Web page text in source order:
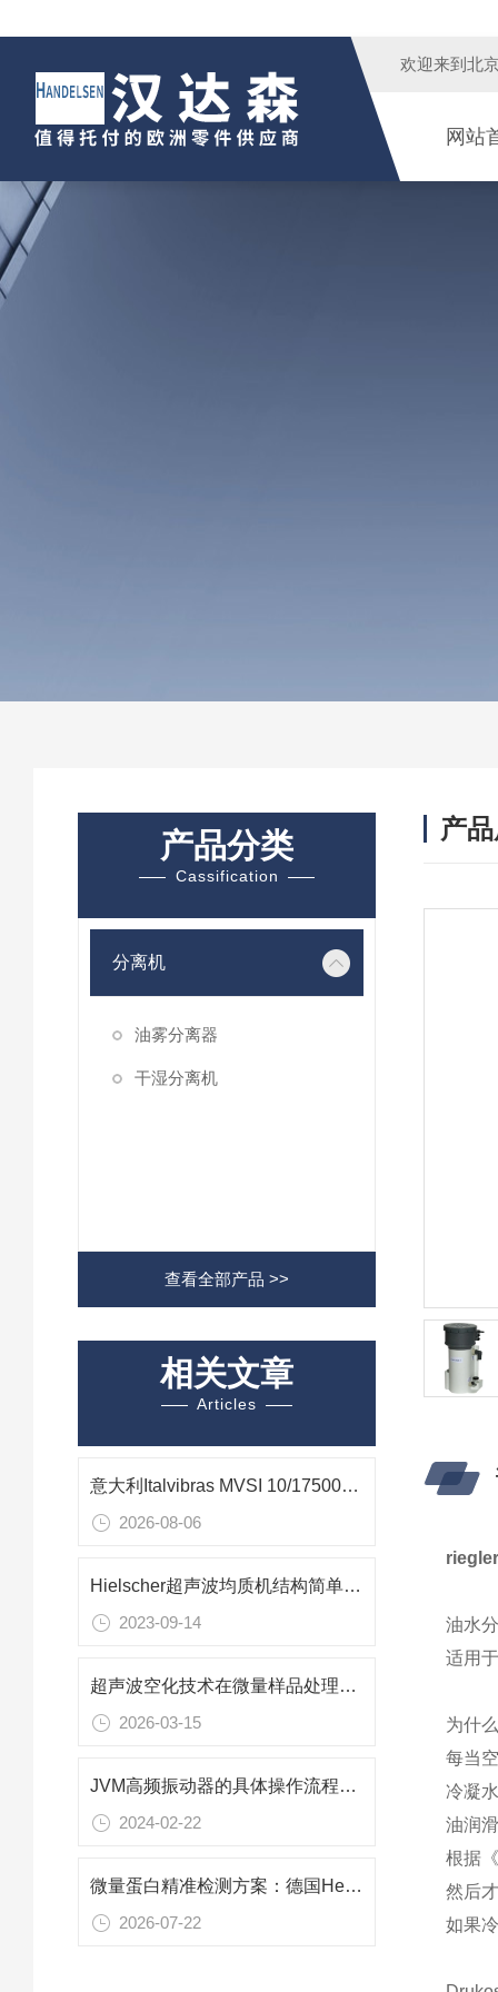
欢迎来到 北
网站
产品分类
Cassification
分离机
油雾分离器
干湿分离机
查看全部产品 >>
相关文章
Articles
意大利Italvibras MVSI 10/17500-S02振动电机在大型振动输送设备中的应用
2026-08-06
Hielscher超声波均质机结构简单，操作方便
2023-09-14
超声波空化技术在微量样品处理中的应用——Hielscher UP50H均质机性能解析
2026-03-15
JVM高频振动器的具体操作流程和应用场景
2024-02-22
微量蛋白精准检测方案：德国Hellma 105-251-15-40超微量石英比色皿应用解析
2026-07-22
产
油水
适用
为什
每当
冷凝
油润
根据
然后
如果